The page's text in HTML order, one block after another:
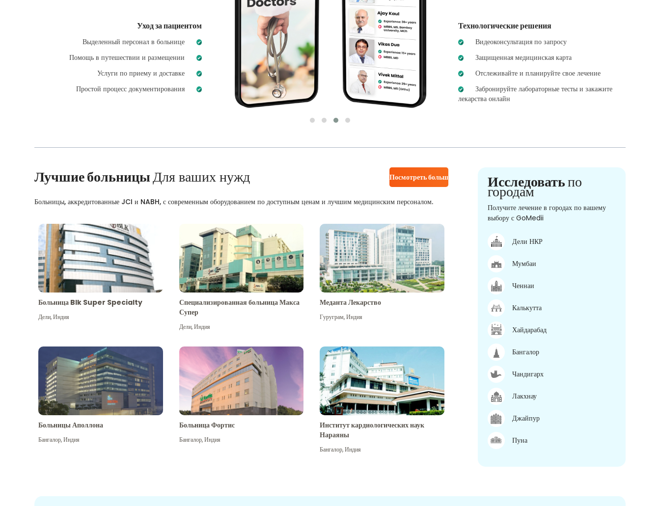
Уход за пациентом
Выделенный персонал в больнице
Помощь в путешествии и размещении
Услуги по приему и доставке
Простой процесс документирования
Технологические решения
Видеоконсультация по запросу
Защищенная медицинская карта
Отслеживайте и планируйте свое лечение
Забронируйте лабораторные тесты и закажите
лекарства онлайн
Лучшие больницыДля ваших нужд Посмотреть больше
Больницы, аккредитованные JCI и NABH, с современным оборудованием по доступным ценам и лучшим медицинским персоналом.
Больница Blk Super Specialty
Дели,Индия
Специализированная больница Макса
Супер
Дели,Индия
Меданта Лекарство
Гуруграм,Индия
Больницы Аполлона
Бангалор,Индия
Больница Фортис
Бангалор,Индия
Институт кардиологических наук
Нараяны
Бангалор,Индия
Исследоватьпо
городам
Получите лечение в городах по вашему
выбору с GoMedii
Дели НКР
Мумбаи
Ченнаи
Калькутта
Хайдарабад
Бангалор
Чандигарх
Лакхнау
Джайпур
Пуна